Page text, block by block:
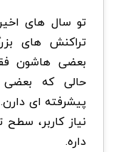
تو سال های اخیر
تراکنش های
بعضی هاشون
حالی که بعضی
پیشرفته ای
نیاز کاربر، سطح
داره.